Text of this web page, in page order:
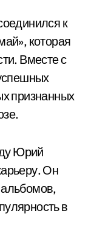
к
которая
Вместе с
признанных
Юрий
Он
в